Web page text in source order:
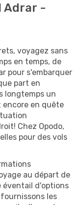
Adrar -
voyagez sans
en temps, de
pour s'embarquer
part en
longtemps un
en quête
Chez Opodo,
pour des vols
au départ de
éventail d'options
les